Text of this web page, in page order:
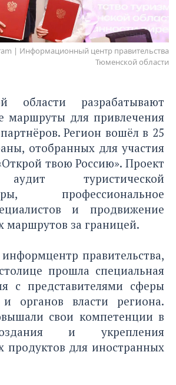
| Информационный центр правительства
Тюменской области
области разрабатывают
маршруты для привлечения
Регион вошёл в 25
отобранных для участия
твою Россию». Проект
туристической
профессиональное
и продвижение
маршрутов за границей.
правительства,
прошла специальная
с представителями сферы
органов власти региона.
свои компетенции в
и укрепления
продуктов для иностранных